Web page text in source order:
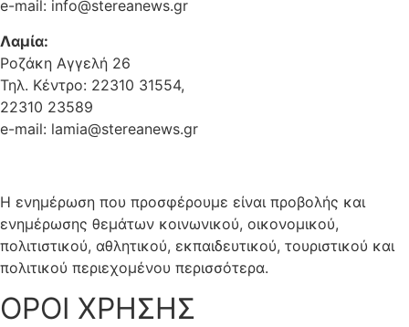
e-mail: info@stereanews.gr
Λαμία:
Ροζάκη Αγγελή 26
Τηλ. Κέντρο: 22310 31554,
22310 23589
e-mail: lamia@stereanews.gr
Η ενημέρωση που προσφέρουμε είναι προβολής και
ενημέρωσης θεμάτων κοινωνικού, οικονομικού,
πολιτιστικού, αθλητικού, εκπαιδευτικού, τουριστικού και
πολιτικού περιεχομένου περισσότερα.
ΟΡΟΙ ΧΡΗΣΗΣ